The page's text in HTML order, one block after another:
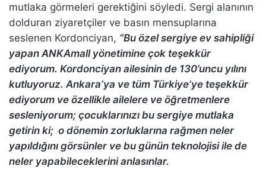
mutlaka görmeleri gerektiğini söyledi. Sergi alanının
dolduran ziyaretçiler ve basın mensuplarına
seslenen Kordonciyan, “Bu özel sergiye ev sahipliği
yapan ANKAmall yönetimine çok teşekkür
ediyorum. Kordonciyan ailesinin de 130’uncu yılını
kutluyoruz. Ankara’ya ve tüm Türkiye’ye teşekkür
ediyorum ve özellikle ailelere ve öğretmenlere
sesleniyorum; çocuklarınızı bu sergiye mutlaka
getirin ki; o dönemin zorluklarına rağmen neler
yapıldığını görsünler ve bu günün teknolojisi ile de
neler yapabileceklerini anlasınlar.